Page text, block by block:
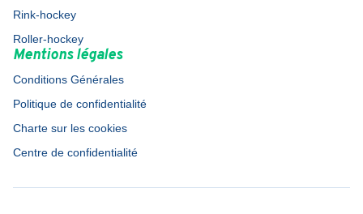
Rink-hockey
Roller-hockey
Mentions légales
Conditions Générales
Politique de confidentialité
Charte sur les cookies
Centre de confidentialité